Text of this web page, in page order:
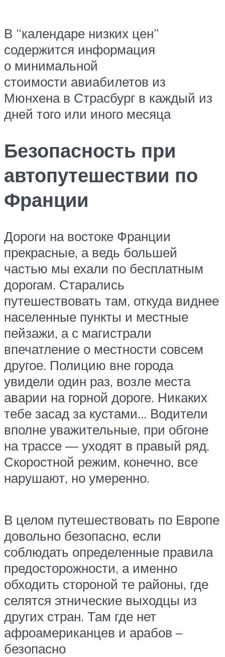
В “календаре низких цен”
содержится информация
о минимальной
стоимости авиабилетов из
Мюнхена в Страсбург в каждый из
дней того или иного месяца
Безопасность при
автопутешествии по
Франции
Дороги на востоке Франции
прекрасные, а ведь большей
частью мы ехали по бесплатным
дорогам. Старались
путешествовать там, откуда виднее
населенные пункты и местные
пейзажи, а с магистрали
впечатление о местности совсем
другое. Полицию вне города
увидели один раз, возле места
аварии на горной дороге. Никаких
тебе засад за кустами… Водители
вполне уважительные, при обгоне
на трассе — уходят в правый ряд.
Скоростной режим, конечно, все
нарушают, но умеренно.
В целом путешествовать по Европе
довольно безопасно, если
соблюдать определенные правила
предосторожности, а именно
обходить стороной те районы, где
селятся этнические выходцы из
других стран. Там где нет
афроамериканцев и арабов –
безопасно